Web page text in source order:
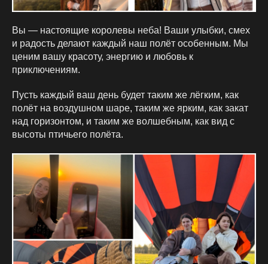
Вы — настоящие королевы неба! Ваши улыбки, смех
и радость делают каждый наш полёт особенным. Мы
ценим вашу красоту, энергию и любовь к
приключениям.
Пусть каждый ваш день будет таким же лёгким, как
полёт на воздушном шаре, таким же ярким, как закат
над горизонтом, и таким же волшебным, как вид с
высоты птичьего полёта.